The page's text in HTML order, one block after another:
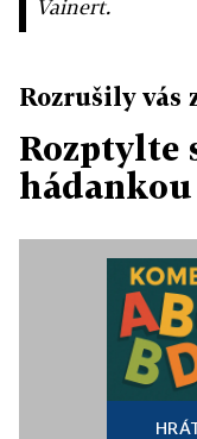
Vainert.
Rozrušily vás
Rozptylte
hádankou